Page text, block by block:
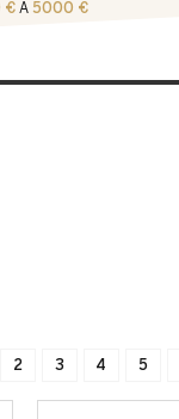
€ A 5000 €
2 3 4 5